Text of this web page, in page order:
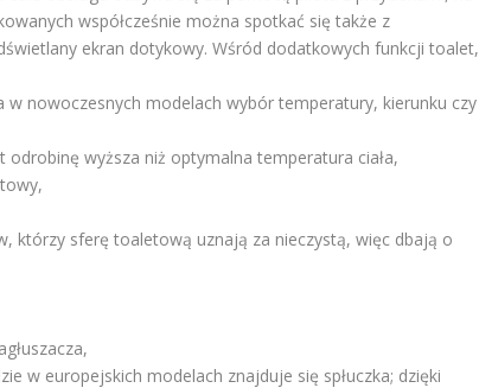
współcześnie można spotkać się także z
ekran dotykowy. Wśród dodatkowych funkcji toalet,
nowoczesnych modelach wybór temperatury, kierunku czy
wyższa niż optymalna temperatura ciała,
którzy sferę toaletową uznają za nieczystą, więc dbają o
w europejskich modelach znajduje się spłuczka; dzięki